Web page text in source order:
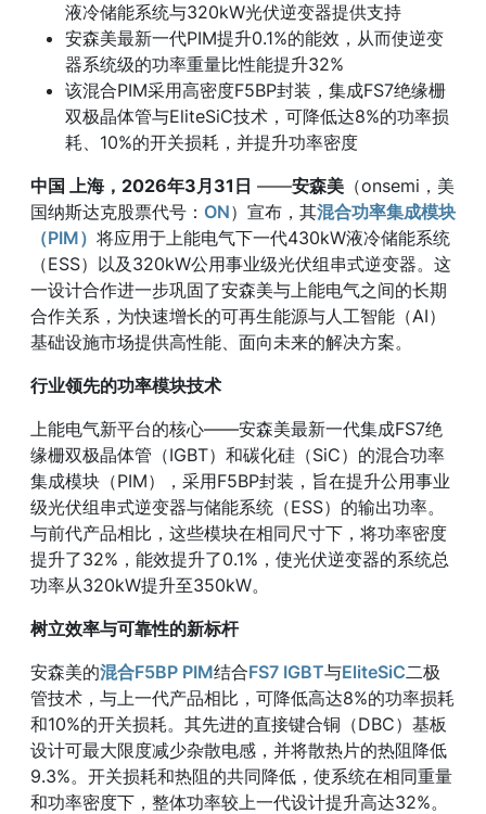
液冷储能系统与320kW光伏逆变器提供支持
安森美最新一代PIM提升0.1%的能效，从而使逆变
器系统级的功率重量比性能提升32%
该混合PIM采用高密度F5BP封装，集成FS7绝缘栅
双极晶体管与EliteSiC技术，可降低达8%的功率损
耗、10%的开关损耗，并提升功率密度
中国 上海，2026年3月31日 ——安森美 （onsemi，美
国纳斯达克股票代号： ON）宣布，其混合功率集成模块
（PIM） 将应用于上能电气下一代430kW液冷储能系统
（ESS）以及320kW公用事业级光伏组串式逆变器。这
一设计合作进一步巩固了安森美与上能电气之间的长期
合作关系，为快速增长的可再生能源与人工智能（AI）
基础设施市场提供高性能、面向未来的解决方案。
行业领先的功率模块技术
上能电气新平台的核心——安森美最新一代集成FS7绝
缘栅双极晶体管（IGBT）和碳化硅（SiC）的混合功率
集成模块（PIM），采用F5BP封装，旨在提升公用事业
级光伏组串式逆变器与储能系统（ESS）的输出功率。
与前代产品相比，这些模块在相同尺寸下，将功率密度
提升了32%，能效提升了0.1%，使光伏逆变器的系统总
功率从320kW提升至350kW。
树立效率与可靠性的新标杆
安森美的混合F5BP PIM结合FS7 IGBT与EliteSiC二极
管技术，与上一代产品相比，可降低高达8%的功率损耗
和10%的开关损耗。其先进的直接键合铜（DBC）基板
设计可最大限度减少杂散电感，并将散热片的热阻降低
9.3%。开关损耗和热阻的共同降低，使系统在相同重量
和功率密度下，整体功率较上一代设计提升高达32%。